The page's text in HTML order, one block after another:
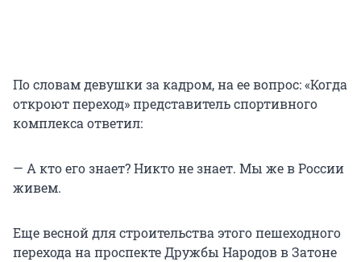
По словам девушки за кадром, на ее вопрос: «Когда
откроют переход» представитель спортивного
комплекса ответил:
— А кто его знает? Никто не знает. Мы же в России
живем.
Еще весной для строительства этого пешеходного
перехода на проспекте Дружбы Народов в Затоне